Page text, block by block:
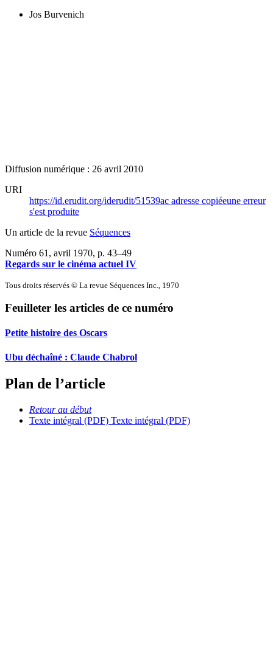
Jos Burvenich
Diffusion numérique : 26 avril 2010
URI
https://id.erudit.org/iderudit/51539ac adresse copiéeune erreur
s'est produite
Un article de la revue Séquences
Numéro 61, avril 1970, p. 43–49
Regards sur le cinéma actuel IV
Tous droits réservés © La revue Séquences Inc., 1970
Feuilleter les articles de ce numéro
Petite histoire des Oscars
Ubu déchaîné : Claude Chabrol
Plan de l’article
Retour au début
Texte intégral (PDF) Texte intégral (PDF)